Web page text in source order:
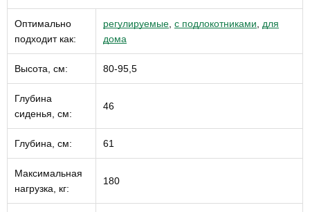
Оптимально
подходит как:
регулируемые с подлокотниками
для
дома
Высота, см: 80-95,5
Глубина
сиденья, см:
46
Глубина, см: 61
Максимальная
нагрузка, кг:
180